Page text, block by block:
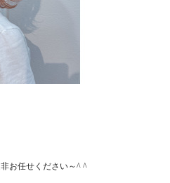
お任せください～^ ^